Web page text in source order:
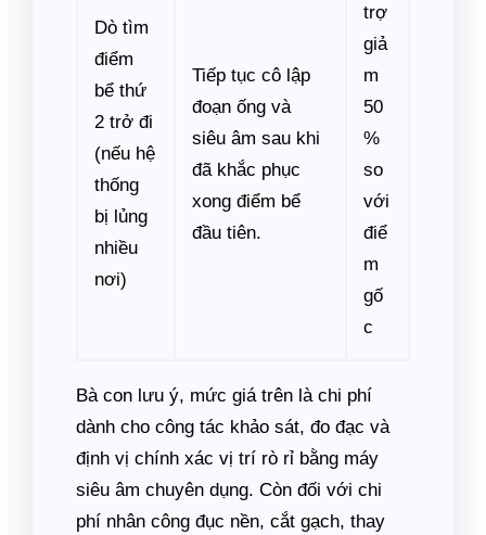
Dò tìm
điểm
bể thứ
2 trở đi
(nếu hệ
thống
bị lủng
nhiều
nơi)
Tiếp tục cô lập
đoạn ống và
siêu âm sau khi
đã khắc phục
xong điểm bể
đầu tiên.
trợ
giả
m
50
%
so
với
điể
m
gố
c
Bà con lưu ý, mức giá trên là chi phí
dành cho công tác khảo sát, đo đạc và
định vị chính xác vị trí rò rỉ bằng máy
siêu âm chuyên dụng. Còn đối với chi
phí nhân công đục nền, cắt gạch, thay